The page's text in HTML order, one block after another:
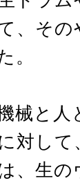
、そ
。
械と
対し
、生